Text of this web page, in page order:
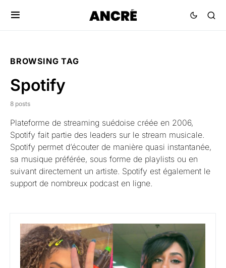
BROWSING TAG
Spotify
8 posts
Plateforme de streaming suédoise créée en 2006,
Spotify fait partie des leaders sur le stream musicale.
Spotify permet d’écouter de manière quasi instantanée,
sa musique préférée, sous forme de playlists ou en
suivant directement un artiste. Spotify est également le
support de nombreux podcast en ligne.